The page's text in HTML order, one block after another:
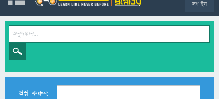
লগ ইন
প্রশ্ন করুন: